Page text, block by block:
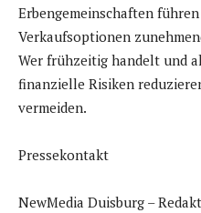
Erbengemeinschaften
Verkaufsoptionen
Wer frühzeitig handelt und
finanzielle Risiken
vermeiden.
Pressekontakt
NewMedia Duisburg –